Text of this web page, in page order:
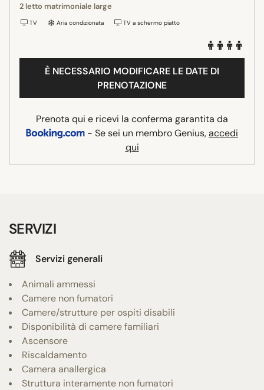
2 letto matrimoniale large
TV Aria condizionata TV a schermo piatto
È NECESSARIO MODIFICARE LE DATE DI
PRENOTAZIONE
Prenota qui e ricevi la conferma garantita da
- Se sei un membro Genius,accedi
qui
SERVIZI
Servizi generali
Animali ammessi
Camere non fumatori
Camere/strutture per ospiti disabili
Disponibilità di camere familiari
Ascensore
Riscaldamento
Camera anallergica
Struttura interamente non fumatori